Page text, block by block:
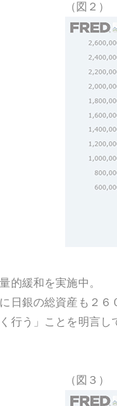
（図２）
的緩和を実施中。
日銀の総資産も２
行う」ことを明言し
（図３）